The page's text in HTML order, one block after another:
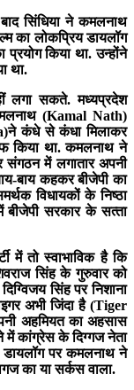
सिंधिया ने कमलनाथ
का लोकप्रिय डायलॉग
किया था. उन्‍होंने
था.
लगा सकते. मध्‍यप्रदेश
(Kamal Nath)
कंधे से कंधा मिलाकर
किया था. कमलनाथ ने
में लगातार अपनी
बाय कहकर बीजेपी का
विधायकों के निष्‍ठा
बीजेपी सरकार के सत्‍ता
में तो स्‍वाभाविक है कि
सिंह के गुरुवार को
सिंह पर निशाना
अभी जिंदा है (Tiger
अहमियत का अहसास
कांग्रेस के दिग्‍गज नेता
डायलॉग पर कमलनाथ ने
का या सर्कस वाला.